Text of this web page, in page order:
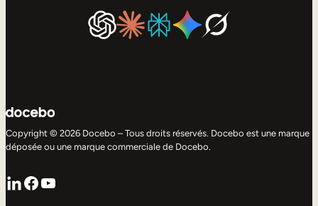
Copyright © 2026 Docebo – Tous droits réservés. Docebo est une marque
déposée ou une marque commerciale de Docebo.
LinkedIn
Facebook
YouTube